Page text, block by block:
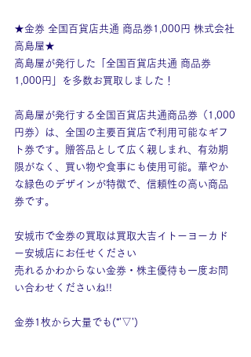
★金券 全国百貨店共通 商品券1,000円 株式会社
高島屋★
高島屋が発行した「全国百貨店共通 商品券
1,000円」を多数お買取しました！
高島屋が発行する全国百貨店共通商品券（1,000
円券）は、全国の主要百貨店で利用可能なギフ
ト券です。贈答品として広く親しまれ、有効期
限がなく、買い物や食事にも使用可能。華やか
な緑色のデザインが特徴で、信頼性の高い商品
券です。
安城市で金券の買取は買取大吉イトーヨーカド
ー安城店にお任せください
売れるかわからない金券・株主優待も一度お問
い合わせくださいね!!
金券1枚から大量でも(*'▽')